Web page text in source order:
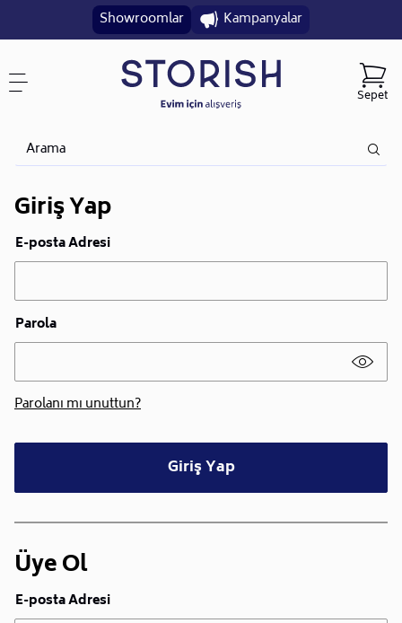
Showroomlar Kampanyalar
Sepet
Giriş Yap
E-posta Adresi
Parola
Parolanı mı unuttun?
Giriş Yap
Üye Ol
E-posta Adresi